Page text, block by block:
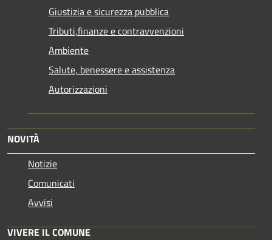
Giustizia e sicurezza pubblica
Tributi,finanze e contravvenzioni
Ambiente
Salute, benessere e assistenza
Autorizzazioni
NOVITÀ
Notizie
Comunicati
Avvisi
VIVERE IL COMUNE